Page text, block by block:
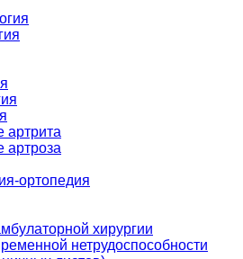
артрита
артроза
ортопедия
хирургии
нетрудоспособности